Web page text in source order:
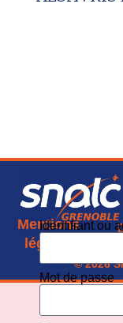
Mentions
légales
© 2026
Identifiant ou
Mot de passe